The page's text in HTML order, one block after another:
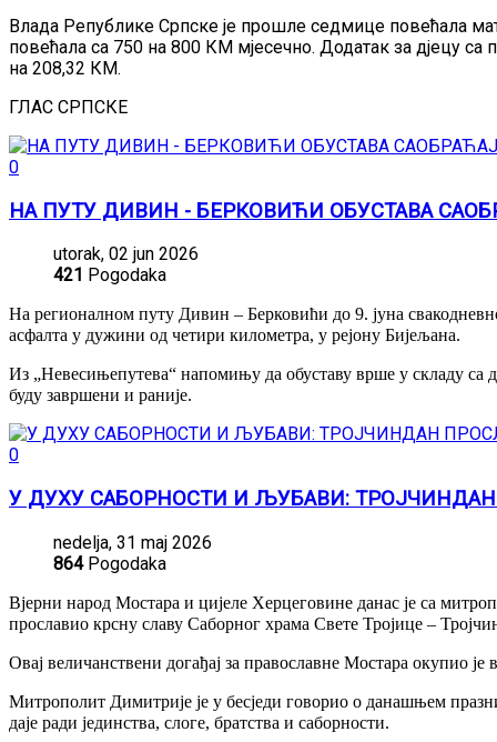
Влада Републике Српске је прошле седмице повећала
повећала са 750 на 800 КМ мјесечно. Додатак за дјецу
на 208,32 КМ.
ГЛАС СРПСКЕ
0
НА ПУТУ ДИВИН - БЕРКОВИЋИ ОБУСТАВА
utorak, 02 jun 2026
421 Pogodaka
На регионалном путу Дивин – Берковићи до 9. јуна
асфалта у дужини од четири километра, у рејону Бијељана.
Из „Невесињепутева“ напомињу да обуставу врше у складу са
буду завршени и раније.
0
У ДУХУ САБОРНОСТИ И ЉУБАВИ:
nedelja, 31 maj 2026
864Pogodaka
Вјерни народ Мостара и цијеле Херцеговине данас је са
прославио крсну славу Саборног храма Свете Тројице –
Овај величанствени догађај за православне Мостара окупио
Митрополит Димитрије је у бесједи говорио о данашњем
даје ради јединства, слоге, братства и саборности.